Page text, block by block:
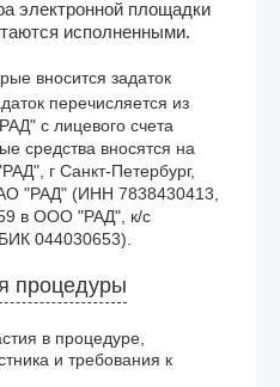
электронной площадки
исполненными.
вносится задаток
перечисляется из
с лицевого счета
средства вносятся на
г Санкт-Петербург,
"РАД" (ИНН 7838430413,
в ООО "РАД", к/с
044030653).
процедуры
в процедуре,
и требования к